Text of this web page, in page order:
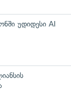
უდიდესი AI